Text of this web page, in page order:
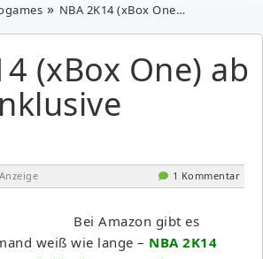
NBA 2K14 (xBox One) ab 12,99€ inklusive Versand
(xBox One) ab
1 Kommentar
Bei Amazon gibt es
weiß wie lange – NBA 2K14